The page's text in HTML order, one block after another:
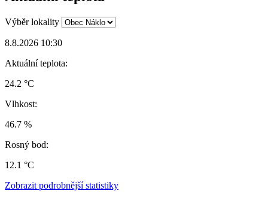
Výběr lokality
8.8.2026 10:30
Aktuální teplota:
24.2 °C
Vlhkost:
46.7 %
Rosný bod:
12.1 °C
Zobrazit podrobnější statistiky